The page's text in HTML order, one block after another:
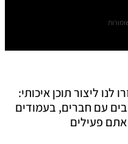
ליצור תוכן איכותי:
עם חברים, בעמודים
פעילים